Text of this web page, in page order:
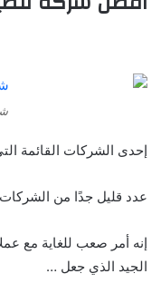
إحدى الشركات القائمة
عدد قليل جدًا من
إنه أمر صعب للغاية مع
الجيد الذي جعل …